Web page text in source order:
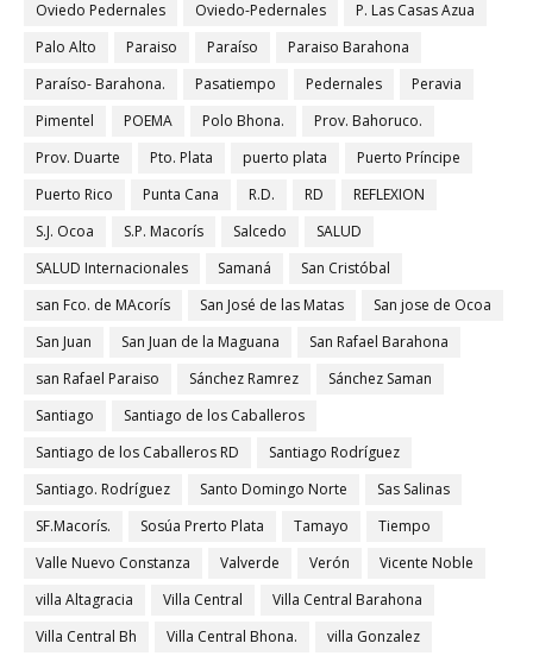
Oviedo Pedernales
Oviedo-Pedernales
P. Las Casas Azua
Palo Alto
Paraiso Paraíso
Paraiso Barahona
Paraíso- Barahona.
Pasatiempo Pedernales
Peravia
Pimentel
POEMA Polo Bhona.
Prov. Bahoruco.
Prov. Duarte
Pto. Plata puerto plata
Puerto Príncipe
Puerto Rico
Punta Cana R.D. RD
REFLEXION
S.J. Ocoa
S.P. Macorís Salcedo
SALUD
SALUD Internacionales
Samaná
San Cristóbal
san Fco. de MAcorís
San José de las Matas
San jose de Ocoa
San Juan
San Juan de la Maguana
San Rafael Barahona
san Rafael Paraiso
Sánchez Ramrez
Sánchez Saman
Santiago
Santiago de los Caballeros
Santiago de los Caballeros RD
Santiago Rodríguez
Santiago. Rodríguez
Santo Domingo Norte
Sas Salinas
SF.Macorís.
Sosúa Prerto Plata Tamayo
Tiempo
Valle Nuevo Constanza
Valverde Verón
Vicente Noble
villa Altagracia
Villa Central
Villa Central Barahona
Villa Central Bh
Villa Central Bhona.
villa Gonzalez